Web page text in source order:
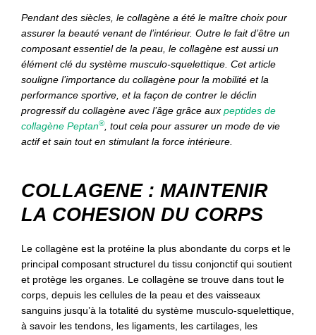
Pendant des siècles, le collagène a été le maître choix pour
assurer la beauté venant de l’intérieur. Outre le fait d’être un
composant essentiel de la peau, le collagène est aussi un
élément clé du système musculo-squelettique. Cet article
souligne l’importance du collagène pour la mobilité et la
performance sportive, et la façon de contrer le déclin
progressif du collagène avec l’âge grâce aux peptides de
collagène Peptan®
, tout cela pour assurer un mode de vie
actif et sain tout en stimulant la force intérieure.
COLLAGENE : MAINTENIR
LA COHESION DU CORPS
Le collagène est la protéine la plus abondante du corps et le
principal composant structurel du tissu conjonctif qui soutient
et protège les organes. Le collagène se trouve dans tout le
corps, depuis les cellules de la peau et des vaisseaux
sanguins jusqu’à la totalité du système musculo-squelettique,
à savoir les tendons, les ligaments, les cartilages, les